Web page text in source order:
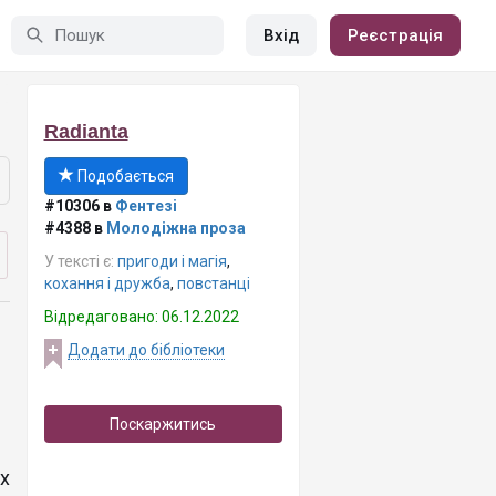
Вхід Реєстрація
Radianta
Подобається
#10306 в Фентезі
#4388 в Молодіжна проза
У тексті є: пригоди і магія,
кохання і дружба, повстанці
Відредаговано: 06.12.2022
Додати до бібліотеки
Поскаржитись